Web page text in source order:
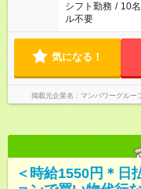
シフト勤務 / 10
ル不要
気になる！
掲載元企業名 マンパワーグル
＜時給1550円＊日